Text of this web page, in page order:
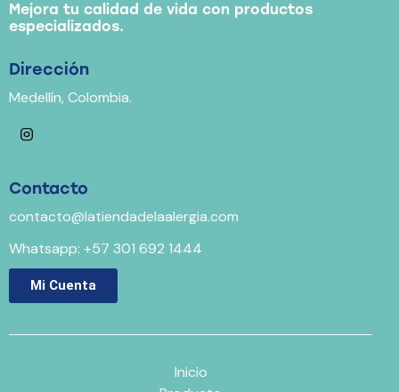
Mejora tu calidad de vida con productos
especializados.
Dirección
Medellín, Colombia.
Contacto
contacto@latiendadelaalergia.com
Whatsapp: +57 301 692 1444
Mi Cuenta
Inicio